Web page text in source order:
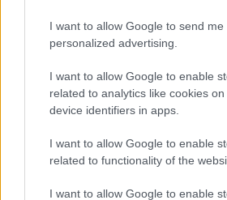
I want to allow Google to send me
personalized advertising.
I want to allow Google to enable
related to analytics like cookies
device identifiers in apps.
I want to allow Google to enable
related to functionality of the
I want to allow Google to enable